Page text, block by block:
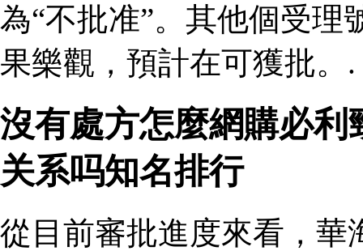
為“不批准”。其他個受理
果樂觀，預計在可獲批。.
沒有處方怎麼網購必
关系吗知名排行
從目前審批進度來看，華